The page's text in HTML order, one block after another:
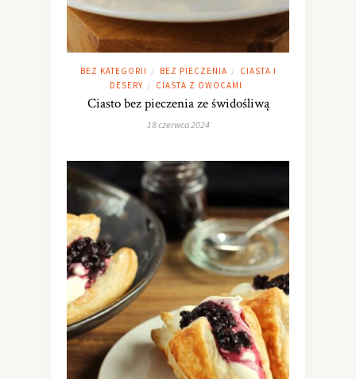
BEZ KATEGORII / BEZ PIECZENIA /
CIASTA I
DESERY / CIASTA Z OWOCAMI
Ciasto bez pieczenia ze świdośliwą
18 czerwca 2024